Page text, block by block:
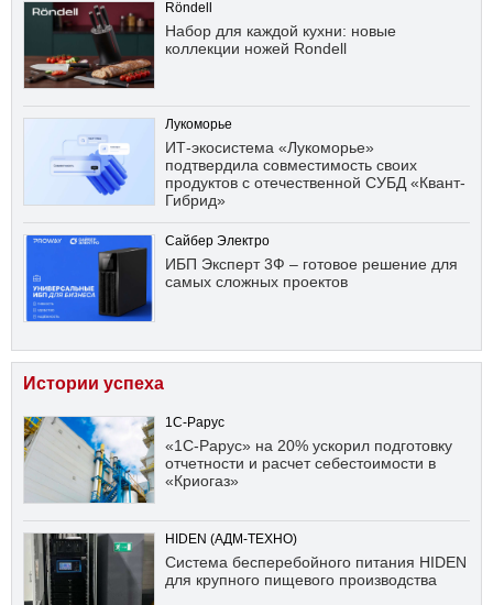
Röndell
Набор для каждой кухни: новые
коллекции ножей Rondell
Лукоморье
ИТ-экосистема «Лукоморье»
подтвердила совместимость своих
продуктов с отечественной СУБД «Квант-
Гибрид»
Сайбер Электро
ИБП Эксперт 3Ф – готовое решение для
самых сложных проектов
Истории успеха
1С-Рарус
«1С-Рарус» на 20% ускорил подготовку
отчетности и расчет себестоимости в
«Криогаз»
HIDEN (АДМ-ТЕХНО)
Система бесперебойного питания HIDEN
для крупного пищевого производства